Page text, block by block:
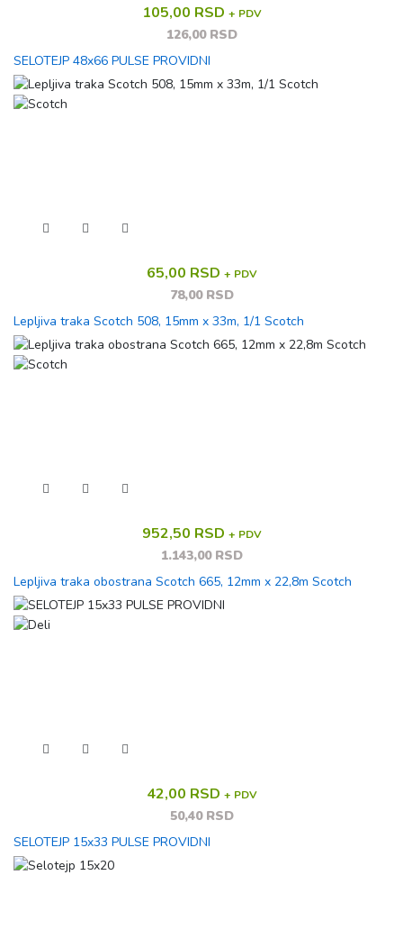
105,00 RSD + PDV
126,00 RSD
SELOTEJP 48x66 PULSE PROVIDNI
65,00 RSD + PDV
78,00 RSD
Lepljiva traka Scotch 508, 15mm x 33m, 1/1 Scotch
952,50 RSD + PDV
1.143,00 RSD
Lepljiva traka obostrana Scotch 665, 12mm x 22,8m Scotch
42,00 RSD + PDV
50,40 RSD
SELOTEJP 15x33 PULSE PROVIDNI